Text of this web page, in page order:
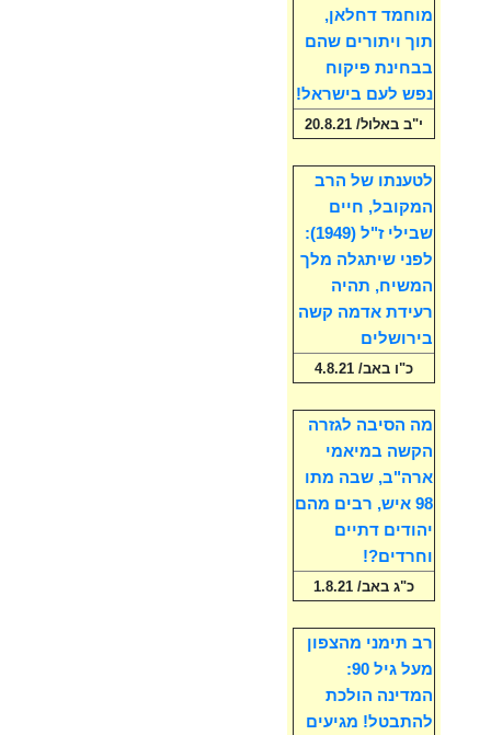
מוחמד דחלאן,
תוך ויתורים שהם
בבחינת פיקוח
נפש לעם בישראל!
י"ב באלול/ 20.8.21
לטענתו של הרב
המקובל, חיים
שבילי ז"ל (1949):
לפני שיתגלה מלך
המשיח, תהיה
רעידת אדמה קשה
בירושלים
כ"ו באב/ 4.8.21
מה הסיבה לגזרה
הקשה במיאמי
ארה"ב, שבה מתו
98 איש, רבים מהם
יהודים דתיים
וחרדים?!
כ"ג באב/ 1.8.21
רב תימני מהצפון
מעל גיל 90:
המדינה הולכת
להתבטל! מגיעים